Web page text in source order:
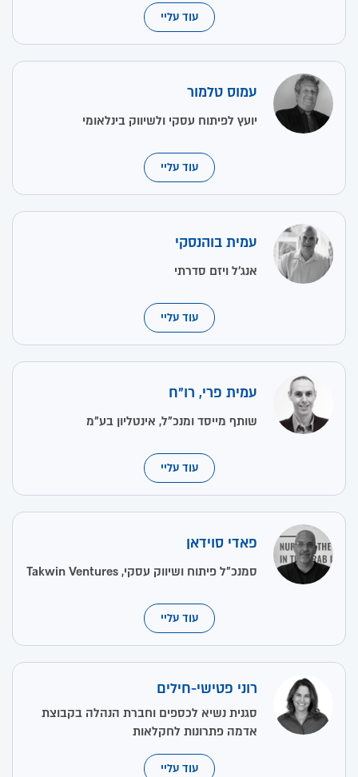
עוד עליי
עמוס טלמור
יועץ לפיתוח עסקי ולשיווק בינלאומי
עוד עליי
עמית בוהנסקי
אנג'ל ויזם סדרתי
עוד עליי
עמית פרי, רו"ח
שותף מייסד ומנכ"ל, אינטליון בע"מ
עוד עליי
פאדי סוידאן
סמנכ"ל פיתוח ושיווק עסקי, Takwin Ventures
עוד עליי
רוני פטישי-חילים
סגנית נשיא לכספים וחברת הנהלה בקבוצת
אדמה פתרונות לחקלאות
עוד עליי